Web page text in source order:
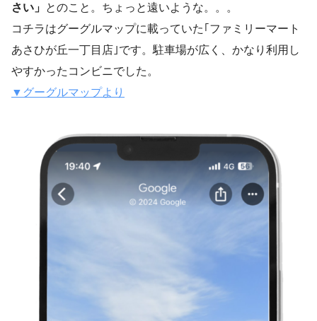
さい」 とのこと。ちょっと遠いような。。。
コチラはグーグルマップに載っていた｢ファミリーマート
あさひが丘一丁目店｣です。駐車場が広く、かなり利用し
やすかったコンビニでした。
▼グーグルマップより